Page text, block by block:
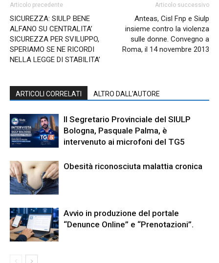
Articolo precedente
SICUREZZA: SIULP BENE
ALFANO SU CENTRALITA’
SICUREZZA PER SVILUPPO,
SPERIAMO SE NE RICORDI
NELLA LEGGE DI STABILITA’
Articolo successivo
Anteas, Cisl Fnp e Siulp
insieme contro la violenza
sulle donne. Convegno a
Roma, il 14 novembre 2013
ARTICOLI CORRELATI ALTRO DALL'AUTORE
Il Segretario Provinciale del SIULP
Bologna, Pasquale Palma, è
intervenuto ai microfoni del TG5
Obesità riconosciuta malattia cronica
Avvio in produzione del portale
“Denunce Online” e “Prenotazioni”.